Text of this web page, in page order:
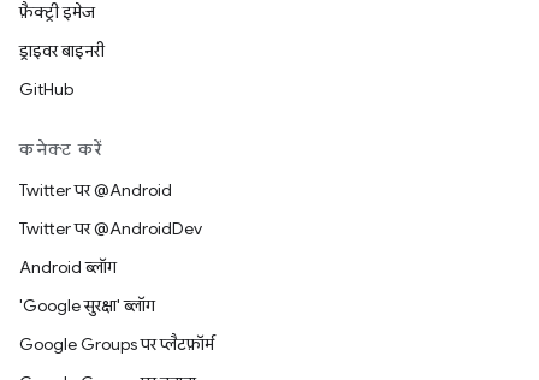
फ़ैक्ट्री इमेज
ड्राइवर बाइनरी
GitHub
कनेक्ट करें
Twitter पर @Android
Twitter पर @AndroidDev
Android ब्लॉग
'Google सुरक्षा' ब्लॉग
Google Groups पर प्लैटफ़ॉर्म